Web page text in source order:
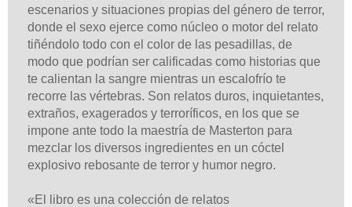
escenarios y situaciones propias del género de terror,
donde el sexo ejerce como núcleo o motor del relato
tiñéndolo todo con el color de las pesadillas, de
modo que po­drían ser calificadas como historias que
te calientan la sangre mientras un escalofrío te
recorre las vértebras. Son relatos duros, inquietantes,
extraños, exagerados y terroríficos, en los que se
impone ante todo la maestría de Masterton para
mezclar los diversos ingredientes en un cóctel
explosivo rebosante de terror y humor negro.
«El libro es una colección de relatos